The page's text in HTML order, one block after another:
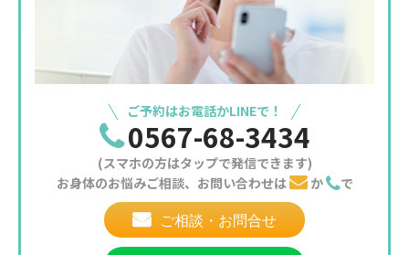
ご予約はお電話かLINEで！
0567-68-3434
(スマホの方はタップで発信できます)
お身体のお悩みご相談、お問い合わせは
か で
ご相談・お問合せ